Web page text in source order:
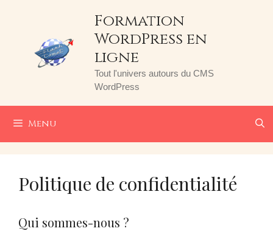
Formation
WordPress en
ligne
Tout l'univers autours du CMS
WordPress
Menu
Politique de confidentialité
Qui sommes-nous ?